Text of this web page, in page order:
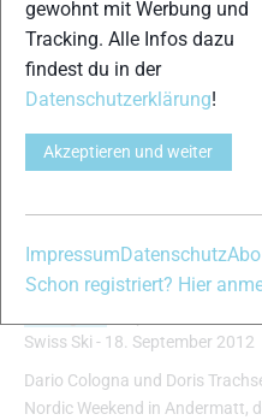
Schweizer
Cologna und Trachsel
Swiss Ski - 18. September 2012
Dario Cologna und Doris
Nordic Weekend in Andermatt,
gewohnt mit Werbung und
Tracking. Alle Infos dazu
findest du in der
Datenschutzerklärung!
Akzeptieren und weiter
ImpressumDatenschutz
Schon registriert? Hier